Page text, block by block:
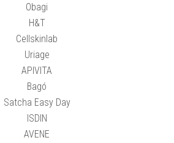
Obagi
H&T
Cellskinlab
Uriage
APIVITA
Bagó
Satcha Easy Day
ISDIN
AVENE